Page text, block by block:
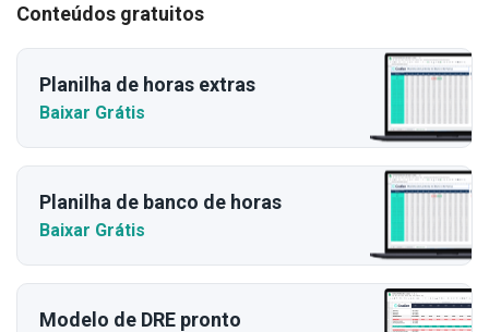
Conteúdos gratuitos
Planilha de horas extras
Baixar Grátis
Planilha de banco de horas
Baixar Grátis
Modelo de DRE pronto